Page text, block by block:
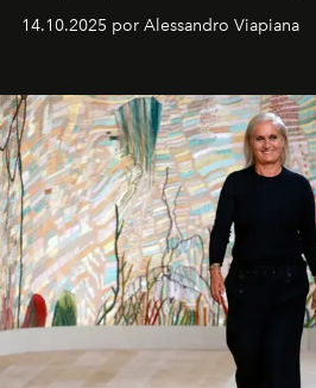
demasiado en cómo me
pérdida de tiempo", afirma.
14.10.2025 por Alessandro Viapiana